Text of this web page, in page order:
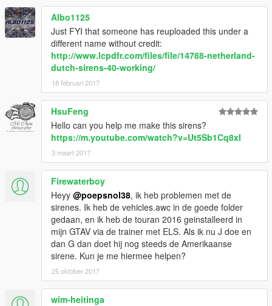
Albo1125
Just FYI that someone has reuploaded this under a
different name without credit:
http://www.lcpdfr.com/files/file/14788-netherland-
dutch-sirens-40-working/
18 februari 2017
HsuFeng
Hello can you help me make this sirens?
https://m.youtube.com/watch?v=Ut5Sb1Cq8xI
3 maart 2017
Firewaterboy
Heyy @poepsnol38, ik heb problemen met de
sirenes. Ik heb de vehicles.awc in de goede folder
gedaan, en ik heb de touran 2016 geinstalleerd in
mijn GTAV via de trainer met ELS. Als ik nu J doe en
dan G dan doet hij nog steeds de Amerikaanse
sirene. Kun je me hiermee helpen?
25 oktober 2017
wim-heitinga